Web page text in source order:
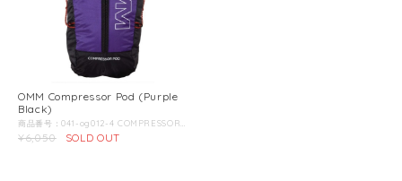
OMM Compressor Pod (Purple
Black)
¥6,050 SOLD OUT